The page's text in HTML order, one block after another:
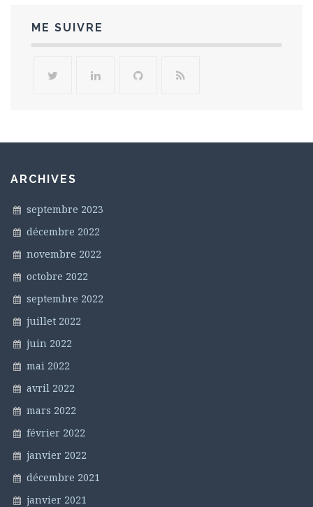
ME SUIVRE
ARCHIVES
septembre 2023
décembre 2022
novembre 2022
octobre 2022
septembre 2022
juillet 2022
juin 2022
mai 2022
avril 2022
mars 2022
février 2022
janvier 2022
décembre 2021
janvier 2021